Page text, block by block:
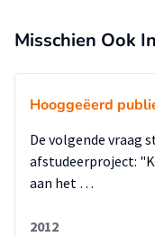
Misschien Ook
Hooggeëerd
De volgende vraag
afstudeerproject:
aan het …
2012